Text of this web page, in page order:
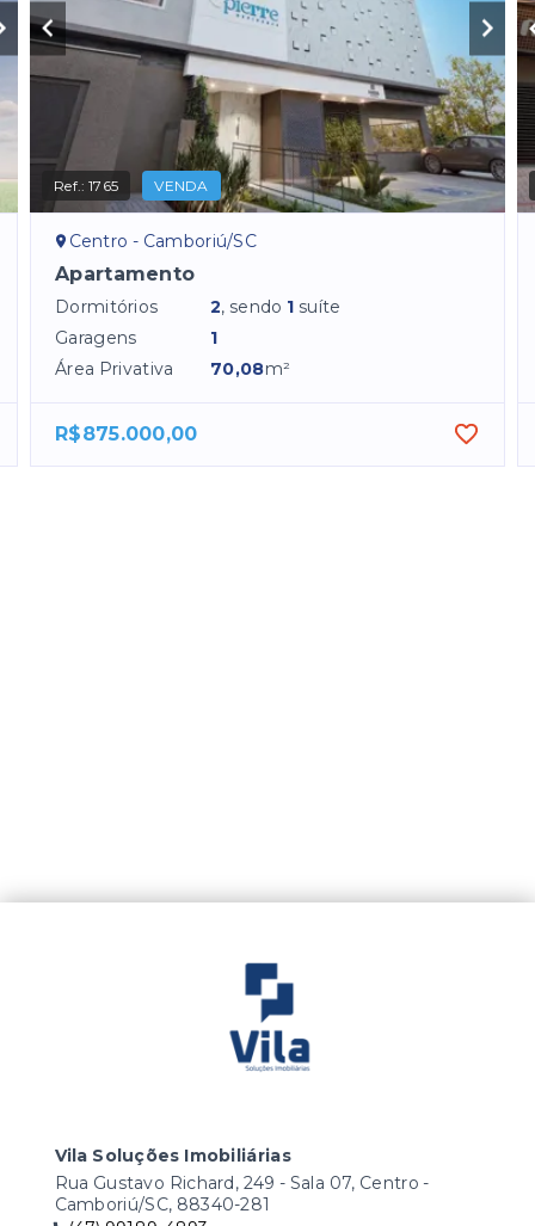
Ref.:1765 VENDA
Centro - Camboriú/SC
Apartamento
Dormitórios 2, sendo 1 suíte
Garagens
1
Área Privativa
70,08m²
R$875.000,00
Vila Soluções Imobiliárias
Rua Gustavo Richard, 249 - Sala 07, Centro -
Camboriú/SC, 88340-281